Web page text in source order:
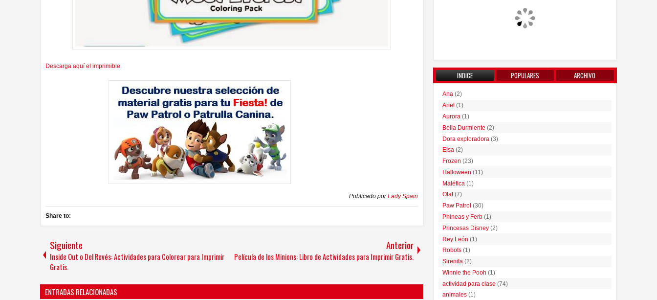
Descarga aquí el imprimible.
Publicado porLady Spain
Share to:
Siguiente
Inside Out o Del Revés: Actividades para Colorear para Imprimir
Gratis.
Anterior
Película de los Minions: Libro de Actividades para Imprimir Gratis.
ENTRADAS RELACIONADAS
INDICE POPULARES ARCHIVO
Ana (2)
Ariel (1)
Aurora (1)
Bella Durmiente (2)
Dora exploradora (3)
Elsa (2)
Frozen (23)
Halloween (11)
Maléfica (1)
Olaf (7)
Paw Patrol (30)
Phineas y Ferb (1)
Princesas Disney (2)
Rey León (1)
Robots (1)
Sirenita (2)
Winnie the Pooh (1)
actividad para clase (74)
animales (1)